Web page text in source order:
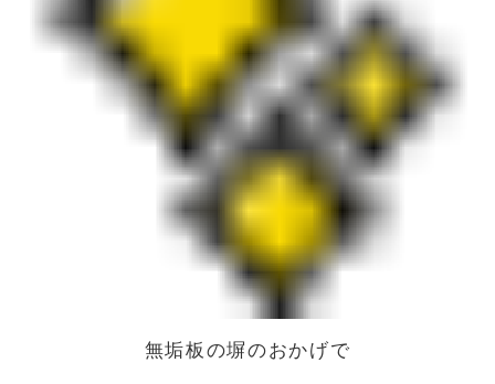
無垢板の塀のおかげで